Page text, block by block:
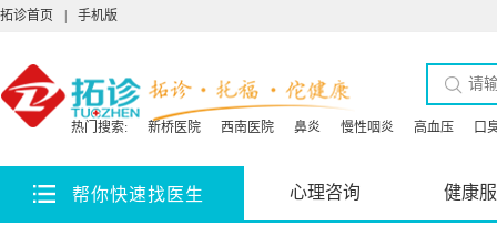
拓诊首页 手机版
热门搜索: 新桥医院 西南医院 鼻炎 慢性咽炎 高血压 口
帮你快速找医生 心理咨询 健康